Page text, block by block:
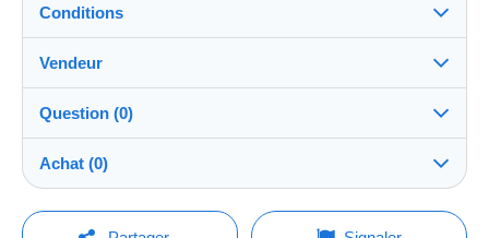
Conditions
Envoi après paiement dans les 5 jours
Frais de retour à charge de
Vendeur
MondialCollection100%(36107x)
PRO
Boutique
Question (0)
Pour poser une question, vous devez ouvrir
Achat (0)
Dernière actualisation : 18:33:32